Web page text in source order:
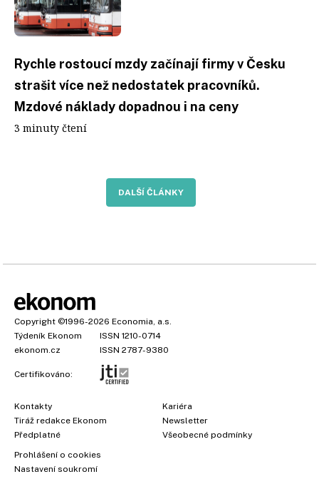
Rychle rostoucí mzdy začínají firmy v Česku
strašit více než nedostatek pracovníků.
Mzdové náklady dopadnou i na ceny
3 minuty čtení
DALŠÍ ČLÁNKY
Copyright ©1996-2026 Economia, a.s.
Týdeník Ekonom
ISSN 1210-0714
ekonom.cz
ISSN 2787-9380
Certifikováno:
Kontakty
Tiráž redakce Ekonom
Předplatné
Kariéra
Newsletter
Všeobecné podmínky
Prohlášení o cookies
Nastavení soukromí